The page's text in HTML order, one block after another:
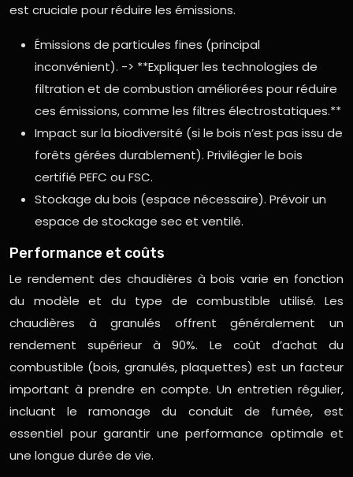
est cruciale pour réduire les émissions.
Émissions de particules fines (principal
inconvénient). -> **Expliquer les technologies de
filtration et de combustion améliorées pour réduire
ces émissions, comme les filtres électrostatiques.**
Impact sur la biodiversité (si le bois n’est pas issu de
forêts gérées durablement). Privilégier le bois
certifié PEFC ou FSC.
Stockage du bois (espace nécessaire). Prévoir un
espace de stockage sec et ventilé.
Performance et coûts
Le rendement des chaudières à bois varie en fonction
du modèle et du type de combustible utilisé. Les
chaudières à granulés offrent généralement un
rendement supérieur à 90%. Le coût d’achat du
combustible (bois, granulés, plaquettes) est un facteur
important à prendre en compte. Un entretien régulier,
incluant le ramonage du conduit de fumée, est
essentiel pour garantir une performance optimale et
une longue durée de vie.